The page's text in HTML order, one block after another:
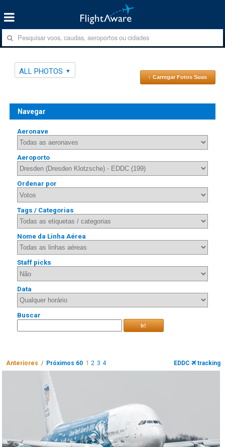
ALL PHOTOS
↑ Carregar Fotos Suas
Navegar
Aeronave
Aeroporto
Ordenar por
Tags / Categorias
Nome da Linha Aérea
Staff picks
Data
Buscar
Ir!
Anteriores / Próximos 60 1 2 3 4 EDDC tracking